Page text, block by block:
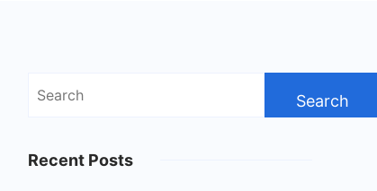
Search
Recent Posts